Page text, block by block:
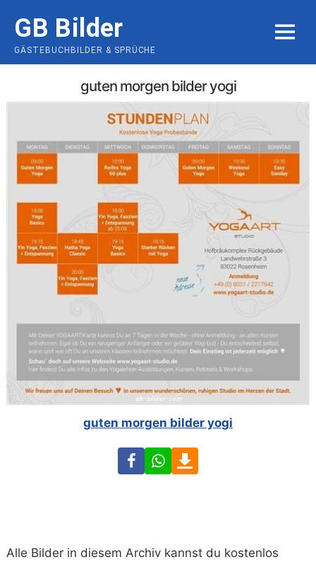
content
GB Bilder
GÄSTEBUCHBILDER & SPRÜCHE
MENU
guten morgen bilder yogi
guten morgen bilder yogi
FacebookWhatsApp
Alle Bilder in diesem Archiv kannst du kostenlos